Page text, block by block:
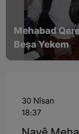
Mehabad
Beşa Yekem
30 Nîsan
18:37